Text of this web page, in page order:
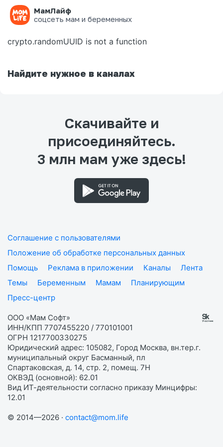
МамЛайф
соцсеть мам и беременных
Ошибка на странице
crypto.randomUUID is not a function
Найдите нужное в каналах
Скачивайте и
присоединяйтесь.
3 млн мам уже здесь!
Соглашение с пользователями
Положение об обработке персональных данных
Помощь
Реклама в приложении Каналы
Лента
Темы
Беременным Мамам
Планирующим
Пресс-центр
ООО «Мам Софт»
ИНН/КПП 7707455220 / 770101001
ОГРН 1217700330275
Юридический адрес: 105082, Город Москва, вн.тер.г.
муниципальный округ Басманный, пл
Спартаковская, д. 14, стр. 2, помещ. 7Н
ОКВЭД (основной): 62.01
Вид ИТ-деятельности согласно приказу Минцифры:
12.01
© 2014—2026 · contact@mom.life